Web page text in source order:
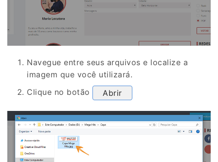
Navegue entre seus arquivos e localize a
imagem que você utilizará.
Clique no botão
Abrir